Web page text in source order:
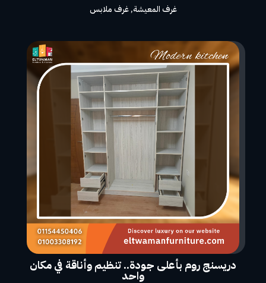
غرف المعيشة,غرف ملابس
دريسنج روم بأعلى جودة.. تنظيم وأناقة في مكان
واحد